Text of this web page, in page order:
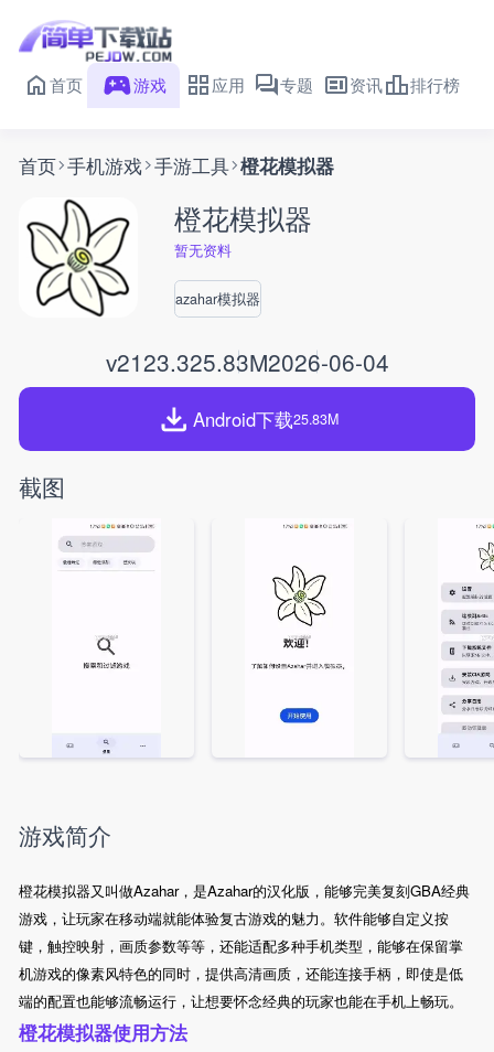
首页 游戏 应用 专题 资讯 排行榜
首页 手机游戏 手游工具 橙花模拟器
橙花模拟器
暂无资料
azahar模拟器
v2123.325.83M2026-06-04
Android下载25.83M
截图
游戏简介
橙花模拟器又叫做Azahar，是Azahar的汉化版，能够完美复刻GBA经典
游戏，让玩家在移动端就能体验复古游戏的魅力。软件能够自定义按
键，触控映射，画质参数等等，还能适配多种手机类型，能够在保留掌
机游戏的像素风特色的同时，提供高清画质，还能连接手柄，即使是低
端的配置也能够流畅运行，让想要怀念经典的玩家也能在手机上畅玩。
橙花模拟器使用方法